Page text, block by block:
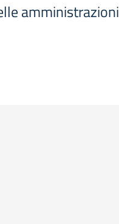
amministrazioni